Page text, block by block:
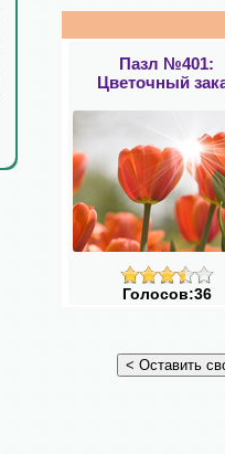
Пазл №401:
Цветочный
Голосов:36